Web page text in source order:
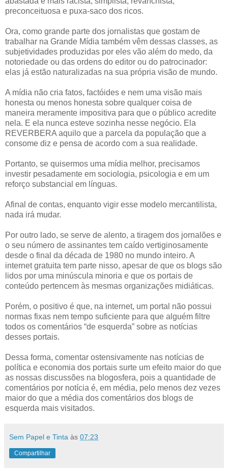
preconceituosa e puxa-saco dos ricos.
Ora, como grande parte dos jornalistas que gostam de
trabalhar na Grande Mídia também vêm dessas classes, as
subjetividades produzidas por eles vão além do medo, da
notoriedade ou das ordens do editor ou do patrocinador:
elas já estão naturalizadas na sua própria visão de mundo.
A mídia não cria fatos, factóides e nem uma visão mais
honesta ou menos honesta sobre qualquer coisa de
maneira meramente impositiva para que o público acredite
nela. E ela nunca esteve sozinha nesse negócio. Ela
REVERBERA aquilo que a parcela da população que a
consome diz e pensa de acordo com a sua realidade.
Portanto, se quisermos uma mídia melhor, precisamos
investir pesadamente em sociologia, psicologia e em um
reforço substancial em línguas.
Afinal de contas, enquanto vigir esse modelo mercantilista,
nada irá mudar.
Por outro lado, se serve de alento, a tiragem dos jornalões e
o seu número de assinantes tem caído vertiginosamente
desde o final da década de 1980 no mundo inteiro. A
internet gratuita tem parte nisso, apesar de que os blogs são
lidos por uma minúscula minoria e que os portais de
conteúdo pertencem às mesmas organizações midiáticas.
Porém, o positivo é que, na internet, um portal não possui
normas fixas nem tempo suficiente para que alguém filtre
todos os comentários “de esquerda” sobre as notícias
desses portais.
Dessa forma, comentar ostensivamente nas notícias de
política e economia dos portais surte um efeito maior do que
as nossas discussões na blogosfera, pois a quantidade de
comentários por notícia é, em média, pelo menos dez vezes
maior do que a média dos comentários dos blogs de
esquerda mais visitados.
Sem Papel e Tinta às 07:23
Compartilhar